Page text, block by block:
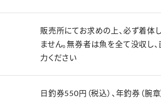
販売所にてお求めの上、必ず着体
ません。無券者は魚を全て没収し
力ください
日釣券550円（税込）、年釣券（腕